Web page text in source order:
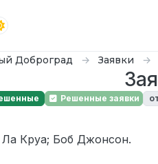
Доброград Заявки
Решенные заявки
Круа; Боб Джонсон.